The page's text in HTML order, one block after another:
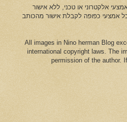
אלקטרוני או טכני, ללא אישור
אמצעי כפופה לקבלת אישור מהכותב
All images in Nino herman Blog
international copyright laws. The
permission of the author.